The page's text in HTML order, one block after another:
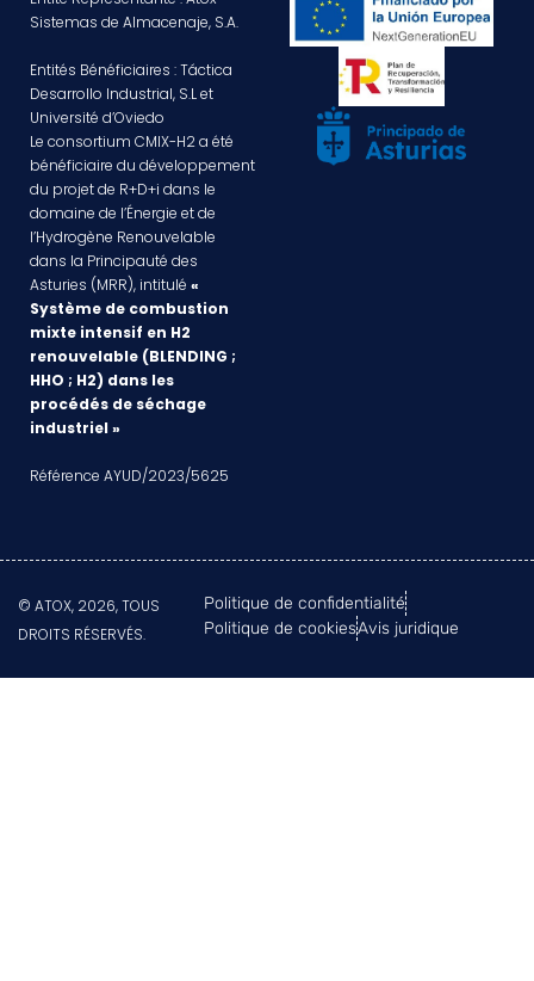
Sistemas de Almacenaje, S.A.
Entités Bénéficiaires : Táctica
Desarrollo Industrial, S.L et
Université d’Oviedo
Le consortium CMIX-H2 a été
bénéficiaire du développement
du projet de R+D+i dans le
domaine de l’Énergie et de
l’Hydrogène Renouvelable
dans la Principauté des
Asturies (MRR), intitulé «
Système de combustion
mixte intensif en H2
renouvelable (BLENDING ;
HHO ; H2) dans les
procédés de séchage
industriel »
Référence AYUD/2023/5625
© ATOX, 2026, TOUS
DROITS RÉSERVÉS.
Politique de confidentialité
Politique de cookiesAvis juridique